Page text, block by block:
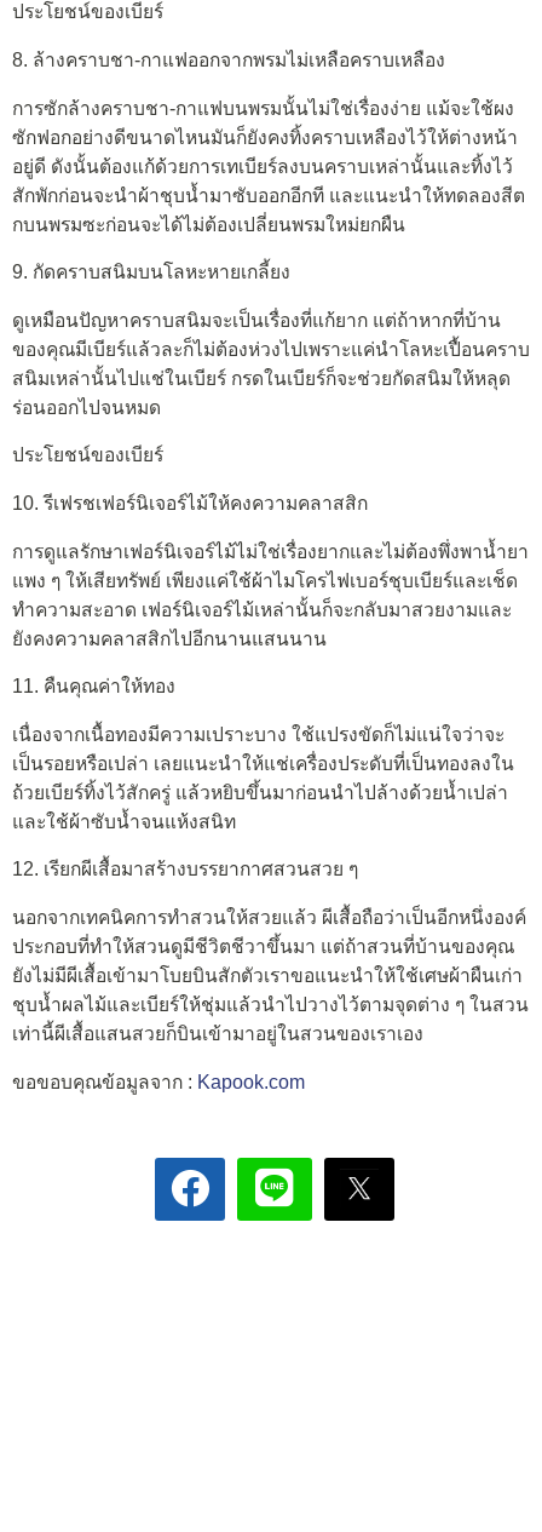
ประโยชน์ของเบียร์
8. ล้างคราบชา-กาแฟออกจากพรมไม่เหลือคราบเหลือง
การซักล้างคราบชา-กาแฟบนพรมนั้นไม่ใช่เรื่องง่าย แม้จะใช้ผง
ซักฟอกอย่างดีขนาดไหนมันก็ยังคงทิ้งคราบเหลืองไว้ให้ต่างหน้า
อยู่ดี ดังนั้นต้องแก้ด้วยการเทเบียร์ลงบนคราบเหล่านั้นและทิ้งไว้
สักพักก่อนจะนำผ้าชุบน้ำมาซับออกอีกที และแนะนำให้ทดลองสีต
กบนพรมซะก่อนจะได้ไม่ต้องเปลี่ยนพรมใหม่ยกผืน
9. กัดคราบสนิมบนโลหะหายเกลี้ยง
ดูเหมือนปัญหาคราบสนิมจะเป็นเรื่องที่แก้ยาก แต่ถ้าหากที่บ้าน
ของคุณมีเบียร์แล้วละก็ไม่ต้องห่วงไปเพราะแค่นำโลหะเปื้อนคราบ
สนิมเหล่านั้นไปแช่ในเบียร์ กรดในเบียร์ก็จะช่วยกัดสนิมให้หลุด
ร่อนออกไปจนหมด
ประโยชน์ของเบียร์
10. รีเฟรชเฟอร์นิเจอร์ไม้ให้คงความคลาสสิก
การดูแลรักษาเฟอร์นิเจอร์ไม้ไม่ใช่เรื่องยากและไม่ต้องพึ่งพาน้ำยา
แพง ๆ ให้เสียทรัพย์ เพียงแค่ใช้ผ้าไมโครไฟเบอร์ชุบเบียร์และเช็ด
ทำความสะอาด เฟอร์นิเจอร์ไม้เหล่านั้นก็จะกลับมาสวยงามและ
ยังคงความคลาสสิกไปอีกนานแสนนาน
11. คืนคุณค่าให้ทอง
เนื่องจากเนื้อทองมีความเปราะบาง ใช้แปรงขัดก็ไม่แน่ใจว่าจะ
เป็นรอยหรือเปล่า เลยแนะนำให้แช่เครื่องประดับที่เป็นทองลงใน
ถ้วยเบียร์ทิ้งไว้สักครู่ แล้วหยิบขึ้นมาก่อนนำไปล้างด้วยน้ำเปล่า
และใช้ผ้าซับน้ำจนแห้งสนิท
12. เรียกผีเสื้อมาสร้างบรรยากาศสวนสวย ๆ
นอกจากเทคนิคการทำสวนให้สวยแล้ว ผีเสื้อถือว่าเป็นอีกหนึ่งองค์
ประกอบที่ทำให้สวนดูมีชีวิตชีวาขึ้นมา แต่ถ้าสวนที่บ้านของคุณ
ยังไม่มีผีเสื้อเข้ามาโบยบินสักตัวเราขอแนะนำให้ใช้เศษผ้าผืนเก่า
ชุบน้ำผลไม้และเบียร์ให้ชุ่มแล้วนำไปวางไว้ตามจุดต่าง ๆ ในสวน
เท่านี้ผีเสื้อแสนสวยก็บินเข้ามาอยู่ในสวนของเราเอง
ขอขอบคุณข้อมูลจาก : Kapook.com